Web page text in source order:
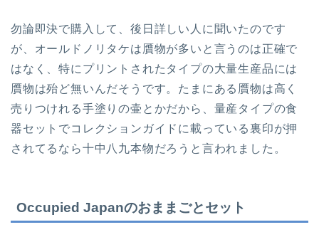
勿論即決で購入して、後日詳しい人に聞いたのです
が、オールドノリタケは贋物が多いと言うのは正確で
はなく、特にプリントされたタイプの大量生産品には
贋物は殆ど無いんだそうです。たまにある贋物は高く
売りつけれる手塗りの壷とかだから、量産タイプの食
器セットでコレクションガイドに載っている裏印が押
されてるなら十中八九本物だろうと言われました。
Occupied Japanのおままごとセット